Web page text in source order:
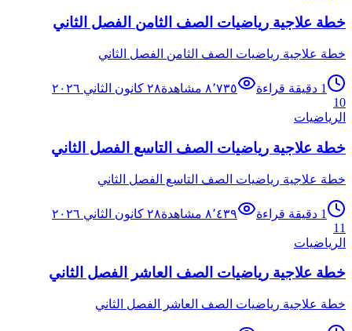
خطة علاجية رياضيات الصف الثامن الفصل الثاني
خطة علاجية رياضيات الصف الثامن الفصل الثاني
1 دقيقة قراءة ٨٬٧٣٥ مشاهدة٢٨ كانون الثاني ٢٠٢٦
10
الرياضيات
خطة علاجية رياضيات الصف التاسع الفصل الثاني
خطة علاجية رياضيات الصف التاسع الفصل الثاني
1 دقيقة قراءة ٨٬٤٣٩ مشاهدة٢٨ كانون الثاني ٢٠٢٦
11
الرياضيات
خطة علاجية رياضيات الصف العاشر الفصل الثاني
خطة علاجية رياضيات الصف العاشر الفصل الثاني